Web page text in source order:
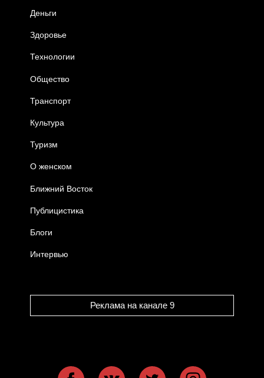
Деньги
Здоровье
Технологии
Общество
Транспорт
Культура
Туризм
О женском
Ближний Восток
Публицистика
Блоги
Интервью
Реклама на канале 9